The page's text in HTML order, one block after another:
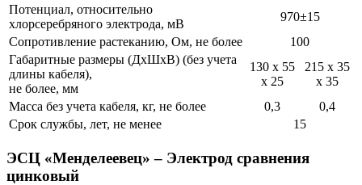
Потенциал, относительно
хлорсеребряного электрода, мВ
970±15
Сопротивление растеканию, Ом, не более
100
Габаритные размеры (ДхШхВ) (без учета
длины кабеля),
не более, мм
130 х 55
х 25
215 х 35
х 35
Масса без учета кабеля, кг, не более
0,3
0,4
Срок службы, лет, не менее
15
ЭСЦ «Менделеевец»– Электрод сравнения
цинковый